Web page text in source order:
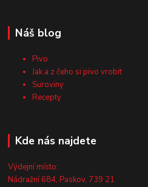
Náš blog
Pivo
Jak a z čeho si pivo vrobit
Suroviny
Recepty
Kde nás najdete
Výdejní místo:
Nádražní 684, Paskov, 739 21